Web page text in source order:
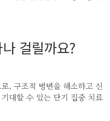
걸릴까요?
, 구조적 병변을 해소하고 신
대할 수 있는 단기 집중 치료